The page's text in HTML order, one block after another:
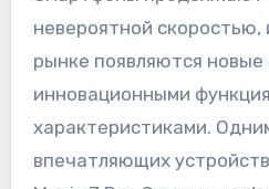
невероятной
рынке появляются новые
инновационными
характеристиками.
впечатляющих